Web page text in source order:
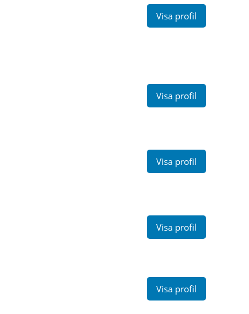
Visa profil
Visa profil
Visa profil
Visa profil
Visa profil